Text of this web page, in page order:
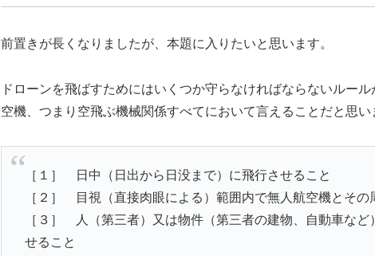
前置きが長くなりましたが、本題に入りたいと思います。
ドローンを飛ばすためにはいくつか守らなければならないルー
空機、つまり空飛ぶ機械関係すべてにおいて言えることだと思い
［１］ 日中（日出から日没まで）に飛行させること
［２］ 目視（直接肉眼による）範囲内で無人航空機とその
［３］ 人（第三者）又は物件（第三者の建物、自動車な
せること